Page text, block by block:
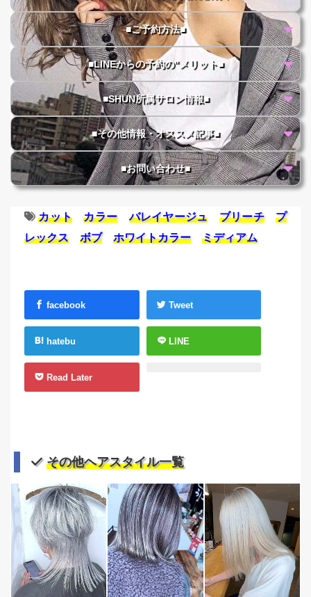
■ご予約方法■
■LINEからの予約の"メリット■
■SHUN所属サロン情報■
■その他情報・オススメ記事■
■お問い合わせ■
カット カラー バレイヤージュ ブリーチ
プ
レックス
ボブ ホワイトカラー ミディアム
facebook Tweet
hatebu LINE
Read Later
その他ヘアスタイル一覧